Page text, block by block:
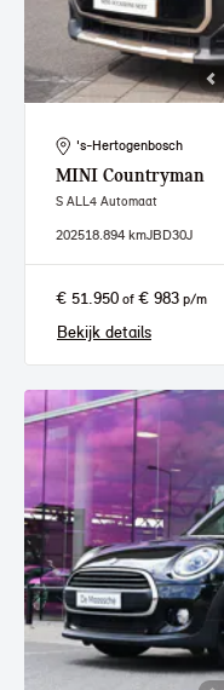
's-Hertogenbosch
MINI Countryman
S ALL4 Automaat
202518.894 kmJBD30J
€ 51.950 of € 983 p/m
Bekijk details